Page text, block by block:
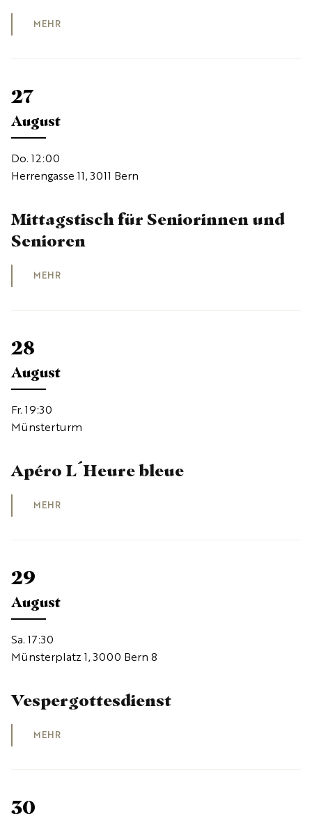
MEHR
27
August
Do. 12:00
Herrengasse 11, 3011 Bern
Mittagstisch für Seniorinnen und
Senioren
MEHR
28
August
Fr. 19:30
Münsterturm
Apéro L´Heure bleue
MEHR
29
August
Sa. 17:30
Münsterplatz 1, 3000 Bern 8
Vespergottesdienst
MEHR
30